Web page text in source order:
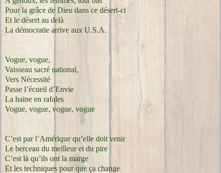
Pour la grâce de Dieu dans ce désert-ci
Et le désert au delà
La démocratie arrive aux U.S.A.
Vogue, vogue,
Vaisseau sacré national,
Vers Nécessité
Passe l’écueil d’Envie
La haine en rafales
Vogue, vogue, vogue, vogue
C’est par l’Amérique qu’elle doit venir
Le berceau du meilleur et du pire
C’est là qu’ils ont la marge
Et les techniques pour que ça change